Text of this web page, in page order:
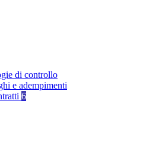
di controllo
e adempimenti
6